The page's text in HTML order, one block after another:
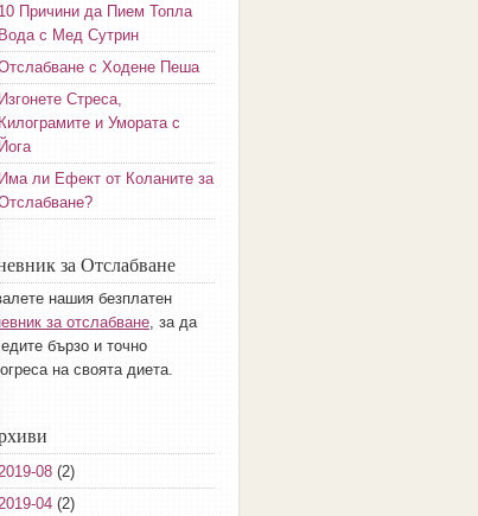
10 Причини да Пием Топла
Вода с Мед Сутрин
с Ходене Пеша
Изгонете Стреса,
Килограмите и Умората с
Йога
Има ли Ефект от Коланите за
за Отслабване
нашия безплатен
за отслабване, за да
бързо и точно
на своята диета.
08 (2)
04 (2)